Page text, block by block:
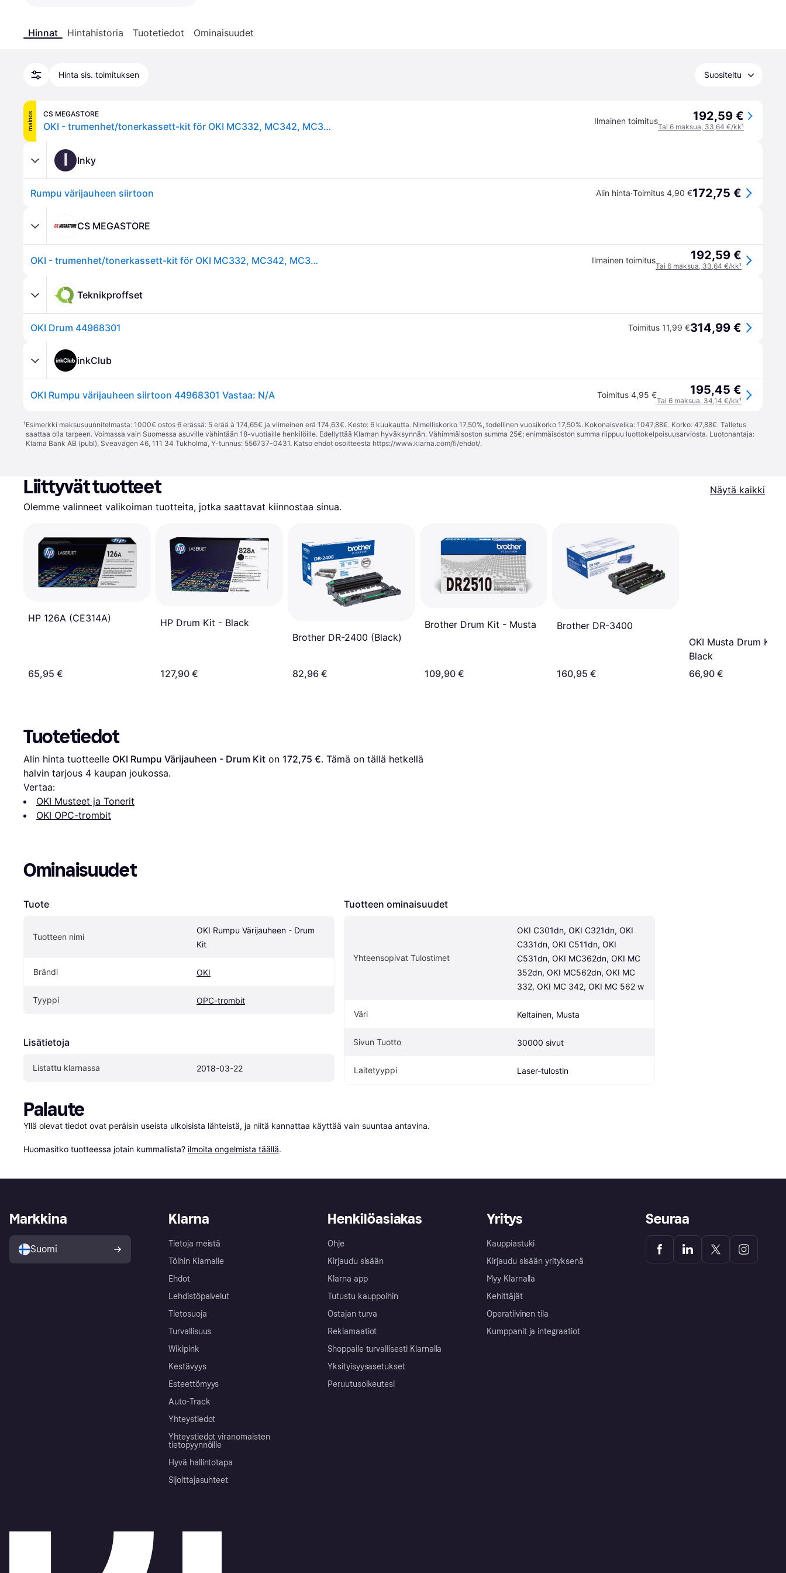
Hinnat Hintahistoria Tuotetiedot Ominaisuudet
Hinta sis. toimituksen Suositeltu
mainos CS MEGASTORE
OKI - trumenhet/tonerkassett-kit för OKI MC332, MC342, MC352, MC362, MC562, C301, 321, 331, 511, 531 (44968301) Ilmainen toimitus 192,59 €
Tai 6 maksua, 33,64 €/kk¹
I Inky
Rumpu värijauheen siirtoon Alin hinta·Toimitus 4,90 €172,75 €
CS MEGASTORE
OKI - trumenhet/tonerkassett-kit för OKI MC332, MC342, MC352, MC362, MC562, C301, 321, 331, 511, 531 (44968301) Ilmainen toimitus 192,59 €
Tai 6 maksua, 33,64 €/kk¹
Teknikproffset
OKI Drum 44968301 Toimitus 11,99 €314,99 €
inkClub
OKI Rumpu värijauheen siirtoon 44968301 Vastaa: N/A Toimitus 4,95 € 195,45 €
Tai 6 maksua, 34,14 €/kk¹
¹Esimerkki maksusuunnitelmasta: 1000€ ostos 6 erässä: 5 erää à 174,65€ ja viimeinen erä 174,63€. Kesto: 6 kuukautta. Nimelliskorko 17,50%, todellinen vuosikorko 17,50%. Kokonaisvelka: 1047,88€. Korko: 47,88€. Talletus
saattaa olla tarpeen. Voimassa vain Suomessa asuville vähintään 18-vuotiaille henkilöille. Edellyttää Klarnan hyväksynnän. Vähimmäisoston summa 25€; enimmäisoston summa riippuu luottokelpoisuusarviosta. Luotonantaja:
Klarna Bank AB (publ), Sveavägen 46, 111 34 Tukholma, Y-tunnus: 556737-0431. Katso ehdot osoitteesta https://www.klarna.com/fi/ehdot/.
Liittyvät tuotteet
Näytä kaikki
Olemme valinneet valikoiman tuotteita, jotka saattavat kiinnostaa sinua.
HP 126A (CE314A)
65,95 €
HP Drum Kit - Black
127,90 €
Brother DR-2400 (Black)
82,96 €
Brother Drum Kit - Musta
109,90 €
Brother DR-3400
160,95 €
OKI Musta Drum Kit -
Black
66,90 €
Tuotetiedot
Alin hinta tuotteelle OKI Rumpu Värijauheen - Drum Kit on 172,75 €. Tämä on tällä hetkellä
halvin tarjous 4 kaupan joukossa.
Vertaa:
OKI Musteet ja Tonerit
OKI OPC-trombit
Ominaisuudet
Tuote
Tuotteen nimi
OKI Rumpu Värijauheen - Drum
Kit
Brändi OKI
Tyyppi OPC-trombit
Lisätietoja
Listattu klarnassa 2018-03-22
Tuotteen ominaisuudet
Yhteensopivat Tulostimet
OKI C301dn, OKI C321dn, OKI
C331dn, OKI C511dn, OKI
C531dn, OKI MC362dn, OKI MC
352dn, OKI MC562dn, OKI MC
332, OKI MC 342, OKI MC 562 w
Väri Keltainen, Musta
Sivun Tuotto 30000 sivut
Laitetyyppi Laser-tulostin
Palaute
Yllä olevat tiedot ovat peräisin useista ulkoisista lähteistä, ja niitä kannattaa käyttää vain suuntaa antavina.
Huomasitko tuotteessa jotain kummallista? ilmoita ongelmista täällä.
Klarna
Tietoja meistä
Töihin Klarnalle
Ehdot
Lehdistöpalvelut
Tietosuoja
Turvallisuus
Wikipink
Kestävyys
Esteettömyys
Auto-Track
Yhteystiedot
Yhteystiedot viranomaisten
tietopyynnöille
Hyvä hallintotapa
Sijoittajasuhteet
Henkilöasiakas
Ohje
Kirjaudu sisään
Klarna app
Tutustu kauppoihin
Ostajan turva
Reklamaatiot
Shoppaile turvallisesti Klarnalla
Yksityisyysasetukset
Peruutusoikeutesi
Yritys
Kauppiastuki
Kirjaudu sisään yrityksenä
Myy Klarnalla
Kehittäjät
Operatiivinen tila
Kumppanit ja integraatiot
Markkina
Suomi
Seuraa